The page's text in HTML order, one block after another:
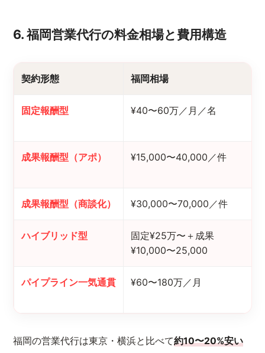
6. 福岡営業代行の料金相場と費用構造
契約形態 福岡相場
固定報酬型 ¥40〜60万／月／名
成果報酬型（アポ） ¥15,000〜40,000／件
成果報酬型（商談化） ¥30,000〜70,000／件
ハイブリッド型
固定¥25万〜＋成果
¥10,000〜25,000
パイプライン一気通貫 ¥60〜180万／月
福岡の営業代行は東京・横浜と比べて約10〜20%安い